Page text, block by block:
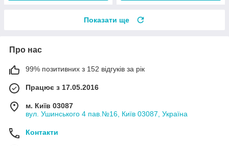
Показати ще
Про нас
99% позитивних з 152 відгуків за рік
Працює з 17.05.2016
м. Київ 03087
вул. Ушинського 4 пав.№16, Київ 03087, Україна
Контакти